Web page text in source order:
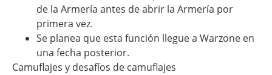
de la Armería antes de abrir la Armería por
primera vez.
Se planea que esta función llegue a Warzone en
una fecha posterior.
Camuflajes y desafíos de camuflajes